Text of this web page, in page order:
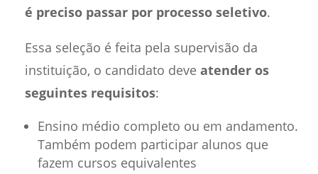
é preciso passar por processo seletivo.
Essa seleção é feita pela supervisão da
instituição, o candidato deve atender os
seguintes requisitos:
Ensino médio completo ou em andamento.
Também podem participar alunos que
fazem cursos equivalentes